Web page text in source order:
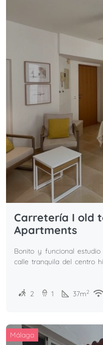
Carretería I old
Apartments
Bonito y funcional
calle tranquila del centro
2 1 37m2
Málaga